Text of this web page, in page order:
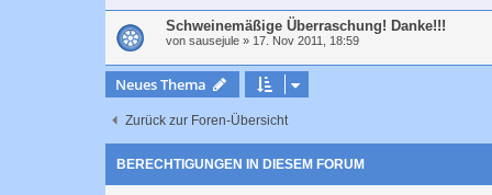
Schweinemäßige Überraschung! Danke!!!
von sausejule » 17. Nov 2011, 18:59
Neues Thema
Zurück zur Foren-Übersicht
BERECHTIGUNGEN IN DIESEM FORUM